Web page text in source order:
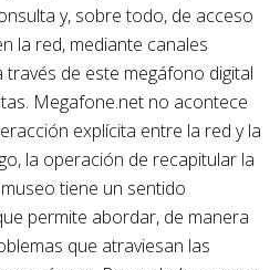
y, sobre todo, de acceso
la red, mediante canales
través de este megáfono digital
Megafone.net no acontece
explícita entre la red y la
la operación de recapitular la
tiene un sentido
permite abordar, de manera
que atraviesan las